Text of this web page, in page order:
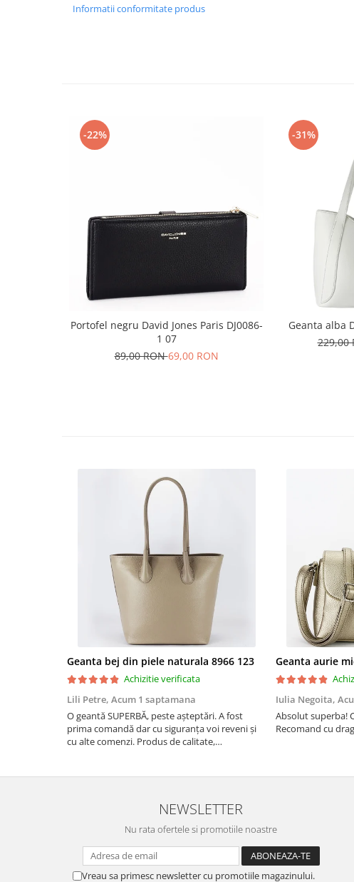
Informatii conformitate produs
-22%
Portofel negru David Jones Paris DJ0086-
1 07
89,00 RON69,00 RON
-31%
Geanta alba
229,00
Geanta bej din piele naturala 8966 123
Achizitie verificata
Lili Petre, Acum 1 saptamana
O geantă SUPERBĂ, peste așteptări. A fost
prima comandă dar cu siguranța voi reveni și
cu alte comenzi. Produs de calitate,
SOFILINE!!!
Iulia Negoita,
Absolut superba!
Recomand cu
NEWSLETTER
Nu rata ofertele si promotiile noastre
Vreau sa primesc newsletter cu promotiile magazinului.